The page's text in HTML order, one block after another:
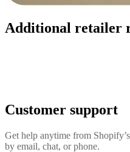
Additional retailer
Customer support
Get help anytime from
by email, chat, or phone.